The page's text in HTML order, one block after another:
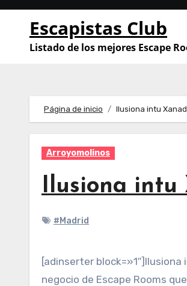
Saltar
contenido
Escapistas Club
Listado de los mejores Escape
Página de inicio Ilusiona intu
Arroyomolinos
Ilusiona intu
#Madrid
[adinserter block=»1″]Ilusiona
negocio de Escape Rooms